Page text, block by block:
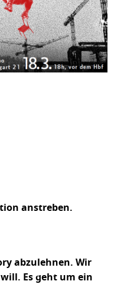
anstreben.
abzulehnen. Wir
Es geht um ein